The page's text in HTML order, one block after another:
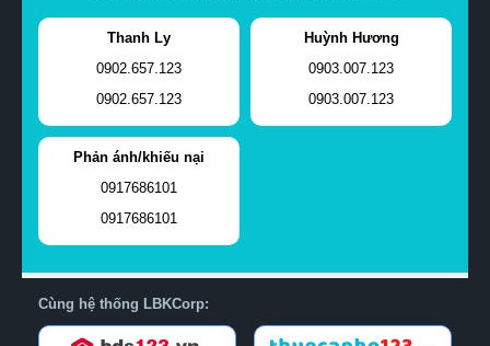
Thanh Ly
0902.657.123
0902.657.123
Huỳnh Hương
0903.007.123
0903.007.123
Phản ánh/khiếu nại
0917686101
0917686101
Cùng hệ thống LBKCorp: